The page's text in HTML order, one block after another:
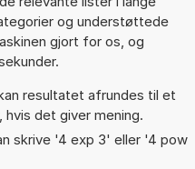
og understøttede
gjort for os, og
resultatet afrundes til et
det giver mening.
skrive '4 exp 3' eller '4 pow